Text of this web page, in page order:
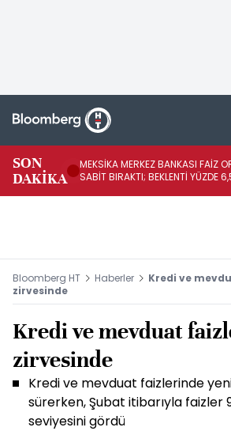
SON
DAKİKA
MEKSİKA MERKEZ BANKASI FAİZ
SABİT BIRAKTI; BEKLENTİ YÜZDE
Bloomberg HT Haberler
Kredi ve
zirvesinde
Kredi ve mevduat
zirvesinde
Kredi ve mevduat faizlerinde
sürerken, Şubat itibarıyla faizler
seviyesini gördü